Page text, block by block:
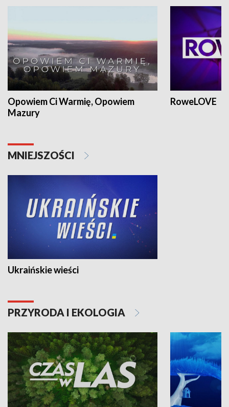
Opowiem Ci Warmię, Opowiem
Mazury
RoweLOVE
MNIEJSZOŚCI
Ukraińskie wieści
PRZYRODA I EKOLOGIA